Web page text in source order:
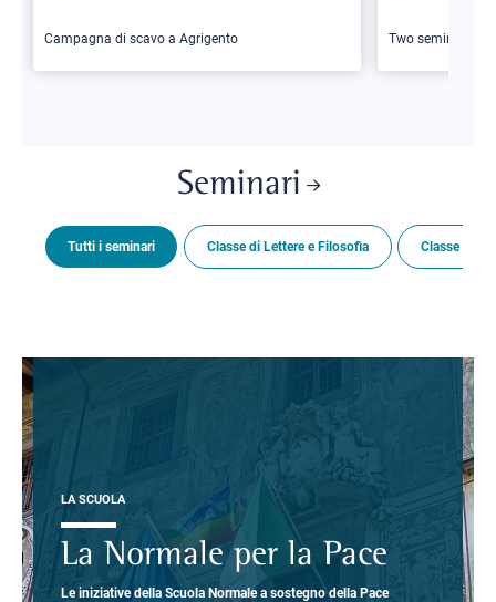
Campagna di scavo a Agrigento Two seminars
Seminari
Tutti i seminari Classe di Lettere e Filosofia Classe di
LA SCUOLA
La Normale per la Pace
Le iniziative della Scuola Normale a sostegno della Pace